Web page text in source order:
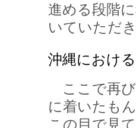
進める段階
いていただ
沖縄におけ
ここで再び
に着いたも
この目で見